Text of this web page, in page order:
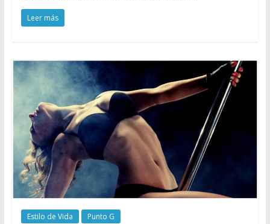
Leer más
Estilo de Vida Punto G